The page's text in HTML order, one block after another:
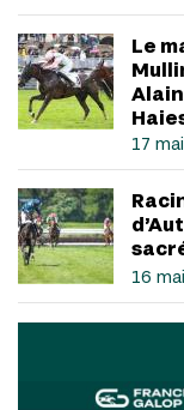
Le
17
16